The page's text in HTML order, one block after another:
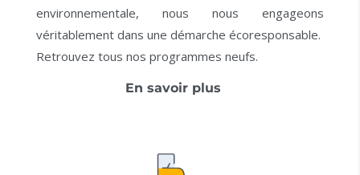
environnementale, nous nous engageons
véritablement dans une démarche écoresponsable.
Retrouvez tous nos programmes neufs.
En savoir plus